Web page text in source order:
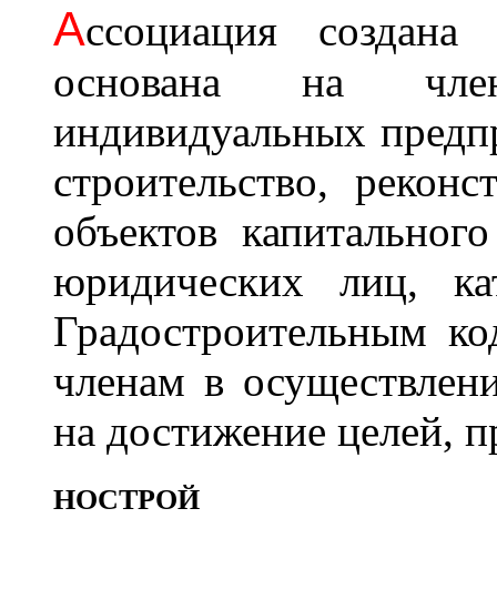
Ассоциация
основана на
индивидуальных
строительство,
объектов
юридических лиц,
Градостроительным
членам в
на достижение целей,
НОСТРОЙ